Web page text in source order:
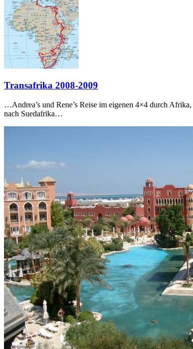
Transafrika 2008-2009
…Andrea’s und Rene’s Reise im eigenen 4×4 durch
nach Suedafrika…